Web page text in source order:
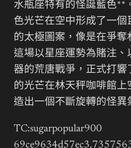
水瓶座特有的怪誕藍色**
色光芒在空中形成了一個
的太極圖案，像是在爭奪
這場以星座運勢為賭注、
器的荒唐戰爭，正式打響
的光芒在林天秤咖啡館上
造出一個不斷旋轉的怪異
TC:sugarpopular900